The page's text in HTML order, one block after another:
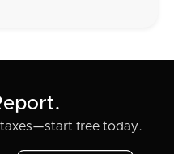
free today.